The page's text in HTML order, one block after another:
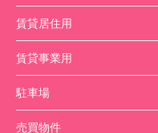
賃貸居住用
賃貸事業用
駐車場
売買物件